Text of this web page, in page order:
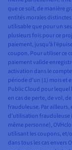
que ce soit, de manière
entités morales
utilisable que pour un
plusieurs fois pour ce
paiement, jusqu’à
coupon. Pour utiliser ce
paiement valide
activation dans le
période d’un (1) mois et
Public Cloud pour lequel
en cas de perte, de vol,
frauduleuse. Par ailleurs,
d’utilisation
même personne),
utilisant les coupons, et/
dans tous les cas envers